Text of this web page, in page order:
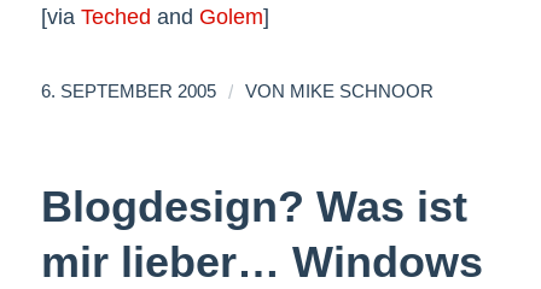
[via Teched and Golem]
6. SEPTEMBER 2005 / VON MIKE SCHNOOR
Blogdesign? Was ist
mir lieber… Windows